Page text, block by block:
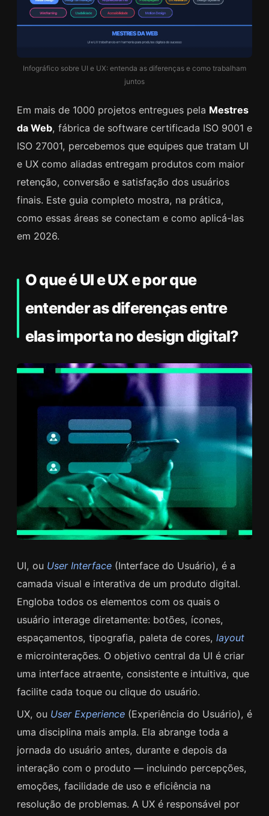
Infográfico sobre UI e UX: entenda as diferenças e como trabalham
juntos
Em mais de 1000 projetos entregues pela Mestres
da Web, fábrica de software certificada ISO 9001 e
ISO 27001, percebemos que equipes que tratam UI
e UX como aliadas entregam produtos com maior
retenção, conversão e satisfação dos usuários
finais. Este guia completo mostra, na prática,
como essas áreas se conectam e como aplicá-las
em 2026.
O que é UI e UX e por que
entender as diferenças entre
elas importa no design digital?
UI, ou User Interface (Interface do Usuário), é a
camada visual e interativa de um produto digital.
Engloba todos os elementos com os quais o
usuário interage diretamente: botões, ícones,
espaçamentos, tipografia, paleta de cores, layout
e microinterações. O objetivo central da UI é criar
uma interface atraente, consistente e intuitiva, que
facilite cada toque ou clique do usuário.
UX, ou User Experience (Experiência do Usuário), é
uma disciplina mais ampla. Ela abrange toda a
jornada do usuário antes, durante e depois da
interação com o produto — incluindo percepções,
emoções, facilidade de uso e eficiência na
resolução de problemas. A UX é responsável por